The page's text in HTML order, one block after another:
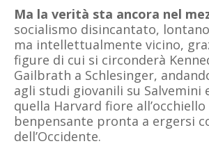
Ma la verità sta ancora nel
socialismo disincantato, lontano
ma intellettualmente vicino,
figure di cui si circonderà
Gailbrath a Schlesinger,
agli studi giovanili su Salvemini
quella Harvard fiore all’occhiello
benpensante pronta a ergersi
dell’Occidente.